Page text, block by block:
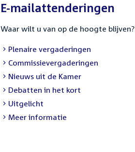
E-mailattenderingen
Waar wilt u van op de hoogte blijven?
External
link:
Plenaire vergaderingen
External
link:
Commissievergaderingen
External
link:
Nieuws uit de Kamer
External
link:
Debatten in het kort
External
link:
Uitgelicht
Meer informatie